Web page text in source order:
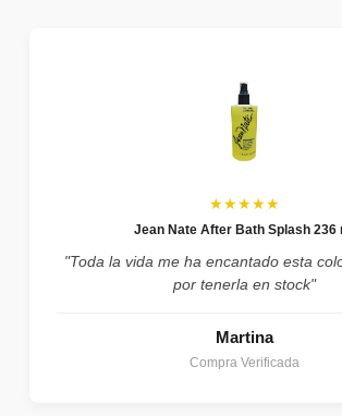
★★★★★
Jean Nate After Bath Splash 236
"Toda la vida me ha encantado esta
por tenerla en stock"
Martina
Compra Verificada